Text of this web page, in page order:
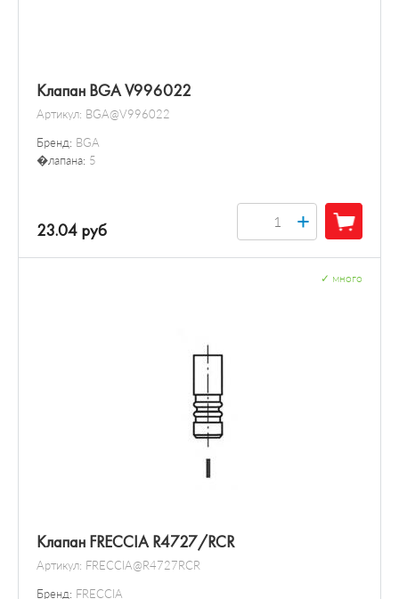
Клапан BGA V996022
Артикул: BGA@V996022
Бренд: BGA
�лапана: 5
23.04 руб +
Клапан FRECCIA R4727/RCR
Артикул: FRECCIA@R4727RCR
Бренд: FRECCIA
много